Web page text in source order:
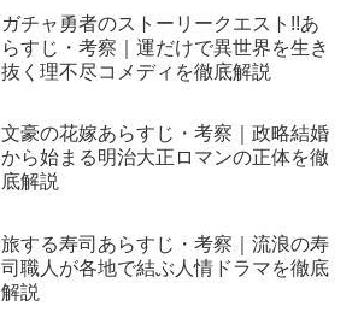
ガチャ勇者のストーリークエスト!!あ
らすじ・考察｜運だけで異世界を生き
抜く理不尽コメディを徹底解説
文豪の花嫁あらすじ・考察｜政略結婚
から始まる明治大正ロマンの正体を徹
底解説
旅する寿司あらすじ・考察｜流浪の寿
司職人が各地で結ぶ人情ドラマを徹底
解説